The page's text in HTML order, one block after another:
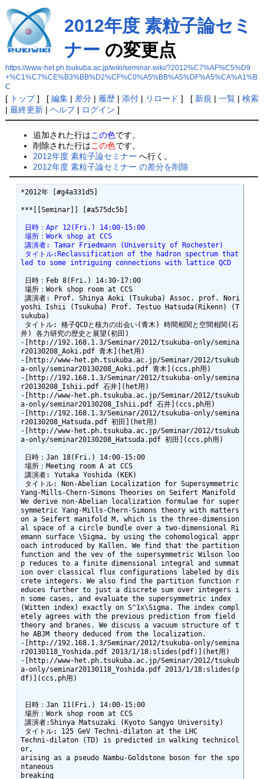
2012年度 素粒子論セミ
ナー の変更点
https://www-het.ph.tsukuba.ac.jp/wiki/seminar-wiki/?2012%C7%AF%C5%D9
+%C1%C7%CE%B3%BB%D2%CF%C0%A5%BB%A5%DF%A5%CA%A1%B
C
[ トップ] [ 編集| 差分| 履歴| 添付| リロード ] [ 新規 | 一覧| 検索
| 最終更新| ヘルプ| ログイン ]
追加された行はこの色です。
削除された行はこの色です。
2012年度 素粒子論セミナー へ行く。
2012年度 素粒子論セミナー の差分を削除
*2012年 [#g4a331d5]
***[[Seminar]] [#a575dc5b]
日時：Apr 12(Fri.) 14:00-15:00
場所：Work shop at CCS
講演者: Tamar Friedmann (University of Rochester)
led to some intriguing connections with lattice QCD
yoshi Ishii (Tsukuba) Prof. Testuo Hatsuda(Rikenn) (T
sukuba)
井) 各力研究の歴史と展望(初田)
-[http://192.168.1.3/Seminar/2012/tsukuba-only/semina
r20130208_Aoki.pdf 青木](het用)
-[http://www-het.ph.tsukuba.ac.jp/Seminar/2012/tsukub
a-only/seminar20130208_Aoki.pdf 青木](ccs,ph用)
-[http://192.168.1.3/Seminar/2012/tsukuba-only/semina
r20130208_Ishii.pdf 石井](het用)
-[http://www-het.ph.tsukuba.ac.jp/Seminar/2012/tsukub
a-only/seminar20130208_Ishii.pdf 石井](ccs,ph用)
-[http://192.168.1.3/Seminar/2012/tsukuba-only/semina
r20130208_Hatsuda.pdf 初田](het用)
-[http://www-het.ph.tsukuba.ac.jp/Seminar/2012/tsukub
a-only/seminar20130208_Hatsuda.pdf 初田](ccs,ph用)
Yang-Mills-Chern-Simons Theories on Seifert Manifold
We derive non-Abelian localization formulae for super
symmetric Yang-Mills-Chern-Simons theory with matters
on a Seifert manifold M, which is the three-dimension
al space of a circle bundle over a two-dimensional Ri
emann surface \Sigma, by using the cohomological appr
oach introduced by Kallen. We find that the partition
function and the vev of the supersymmetric Wilson loo
p reduces to a finite dimensional integral and summat
ion over classical flux configurations labeled by dis
crete integers. We also find the partition function r
educes further to just a discrete sum over integers i
n some cases, and evaluate the supersymmetric index
(Witten index) exactly on S^1x\Sigma. The index compl
etely agrees with the previous prediction from field
theory and branes. We discuss a vacuum structure of t
he ABJM theory deduced from the localization.
-[http://192.168.1.3/Seminar/2012/tsukuba-only/semina
r20130118_Yoshida.pdf 2013/1/18:slides(pdf)](het用)
-[http://www-het.ph.tsukuba.ac.jp/Seminar/2012/tsukub
a-only/seminar20130118_Yoshida.pdf 2013/1/18:slides(p
df)](ccs,ph用)
Techni-dilaton (TD) is predicted in walking technicol
or,
arising as a pseudo Nambu-Goldstone boson for the spo
ntaneous
breaking